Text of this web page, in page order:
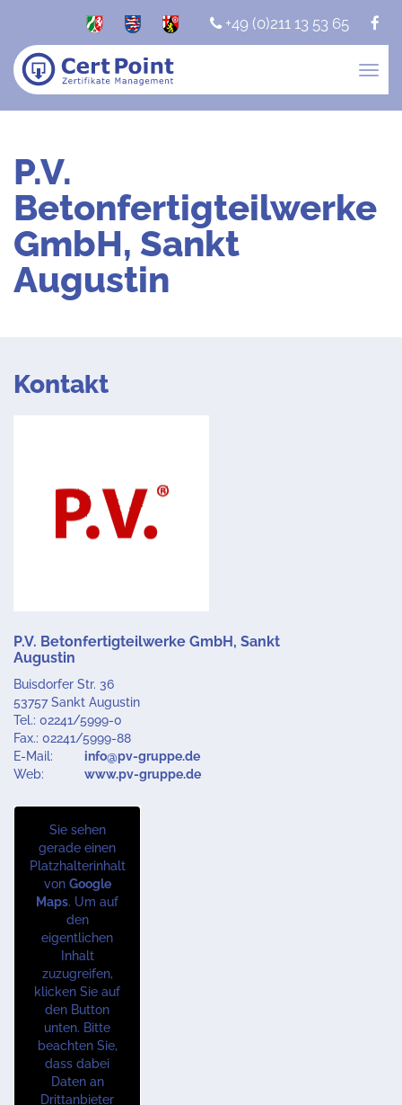
+49 (0)211 13 53 65
P.V.
Betonfertigteilwerke
GmbH, Sankt
Augustin
Kontakt
P.V. Betonfertigteilwerke GmbH, Sankt
Augustin
Buisdorfer Str. 36
53757 Sankt Augustin
Tel.: 02241/5999-0
Fax.: 02241/5999-88
E-Mail:
info@pv-gruppe.de
Web:
www.pv-gruppe.de
Sie sehen
gerade einen
Platzhalterinhalt
von Google
Maps. Um auf
den
eigentlichen
Inhalt
zuzugreifen,
klicken Sie auf
den Button
unten. Bitte
beachten Sie,
dass dabei
Daten an
Drittanbieter